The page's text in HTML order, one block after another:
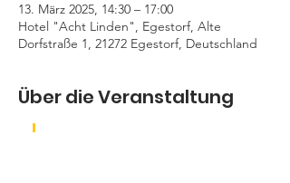
13. März 2025, 14:30 – 17:00
Hotel "Acht Linden", Egestorf, Alte
Dorfstraße 1, 21272 Egestorf, Deutschland
Über die Veranstaltung